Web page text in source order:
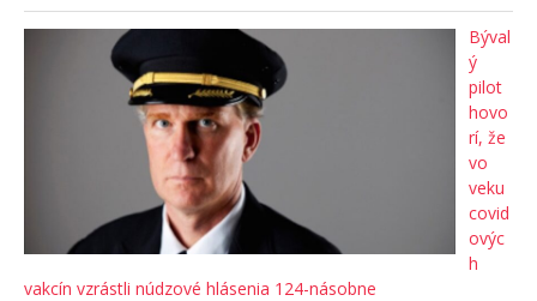
Býval
ý
pilot
hovo
rí, že
vo
veku
covid
ovýc
h
vakcín vzrástli núdzové hlásenia 124-násobne